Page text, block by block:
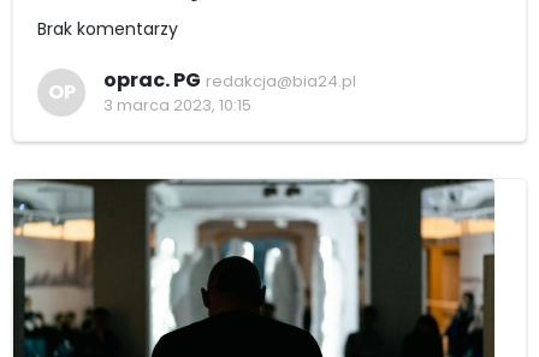
Brak komentarzy
OP oprac. PG redakcja@bia24.pl
3 marca 2023, 10:15